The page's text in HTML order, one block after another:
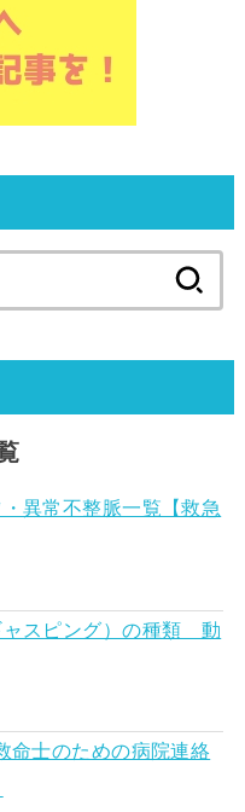
異常不整脈一覧【救急
ャスピング）の種類 動
命士のための病院連絡